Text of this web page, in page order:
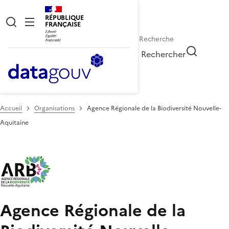
RÉPUBLIQUE
FRANÇAISE
Rechercher
Accueil Organisations
Agence Régionale de la Biodiversité Nouvelle-
Aquitaine
Agence Régionale de la